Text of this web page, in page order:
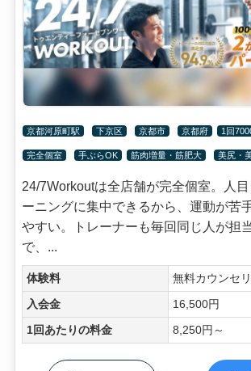
京都河原町駅 下京区 京都市 京都府 1回
完全個室 手ぶらOK 筋肉増量・筋肥大 美尻・
24/7Workoutは全店舗が完全個室。人
ーニングに集中できるから、運動が苦
やすい。トレーナーも毎回同じ人が担
で、...
体験料 無料カウンセ
入会金 16,500円
1回あたりの料金 8,250円～